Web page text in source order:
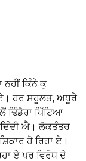
ਨਹੀਂ ਕਿੰਨੇ ਕੁ
ਹਰ ਸਹੂਲਤ, ਅਧੂਰੇ
ਢਿੰਡੋਰਾ ਪਿੱਟਿਆ
ਦਿੰਦੀ ਐ। ਲੋਕਤੰਤਰ
ਹੋ ਰਿਹਾ ਏ।
ਏ ਪਰ ਵਿਰੋਧ ਦੇ